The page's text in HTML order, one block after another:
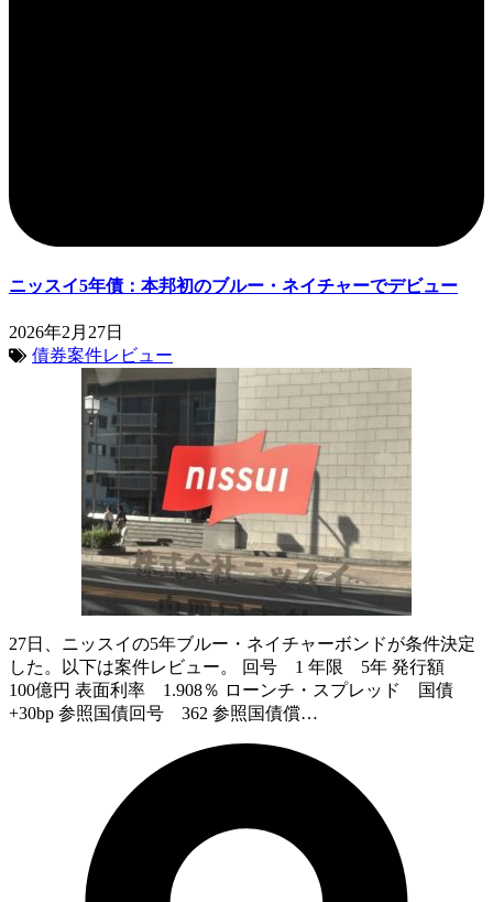
ニッスイ5年債：本邦初のブルー・ネイチャーでデビュー
2026年2月27日
債券案件レビュー
27日、ニッスイの5年ブルー・ネイチャーボンドが条件決定
した。以下は案件レビュー。 回号 1 年限 5年 発行額
100億円 表面利率 1.908％ ローンチ・スプレッド 国債
+30bp 参照国債回号 362 参照国債償…